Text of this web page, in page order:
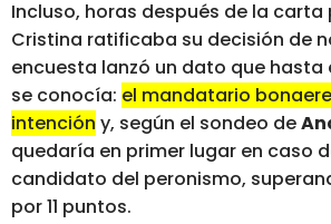
Incluso, horas después de la carta
Cristina ratificaba su decisión de
encuesta lanzó un dato que hasta
se conocía: el mandatario
intención y, según el sondeo de
quedaría en primer lugar en caso
candidato del peronismo,
por 11 puntos.